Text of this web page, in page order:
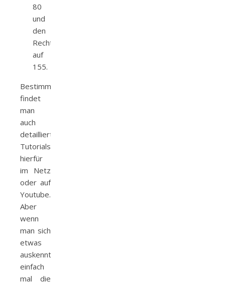
80
und
den
Rechten
auf
155.
Bestimmt
findet
man
auch
detaillierte
Tutorials
hierfür
im Netz
oder auf
Youtube.
Aber
wenn
man sich
etwas
auskennt,
einfach
mal die